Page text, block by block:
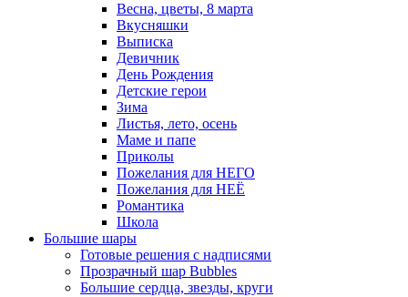
Весна, цветы, 8 марта
Вкусняшки
Выписка
Девичник
День Рождения
Детские герои
Зима
Листья, лето, осень
Маме и папе
Приколы
Пожелания для НЕГО
Пожелания для НЕЁ
Романтика
Школа
Большие шары
Готовые решения с надписями
Прозрачный шар Bubbles
Большие сердца, звезды, круги